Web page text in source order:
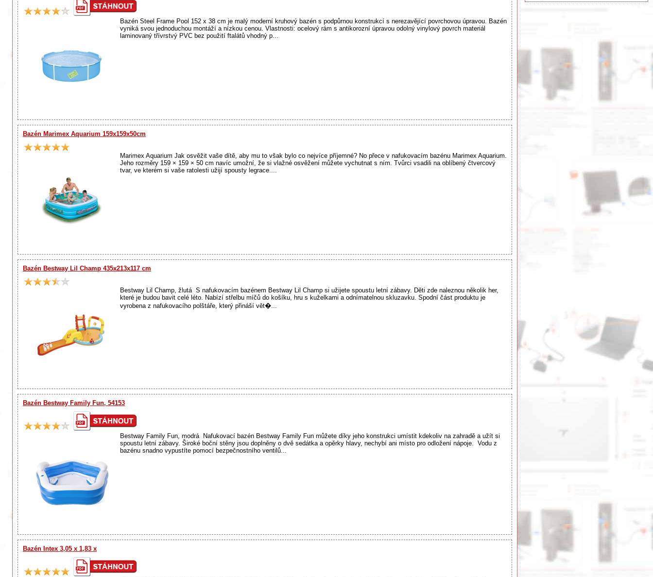
Bazén Steel Frame Pool 152 x 38 cm je malý moderní kruhový bazén s podpůrnou konstrukcí s nerezavějící povrchovou úpravou. Bazén
vyniká svou jednoduchou montáží a nízkou cenou. Vlastnosti: ocelový rám s antikorozní úpravou odolný vinylový povrch materiál
laminovaný třívrstvý PVC bez použití ftalátů vhodný p...
Bazén Marimex Aquarium 159x159x50cm
Marimex Aquarium Jak osvěžit vaše dítě, aby mu to však bylo co nejvíce příjemné? No přece v nafukovacím bazénu Marimex Aquarium.
Jeho rozměry 159 × 159 × 50 cm navíc umožní, že si vlažné osvěžení můžete vychutnat s ním. Tvůrci vsadili na oblíbený čtvercový
tvar, ve kterém si vaše ratolesti užijí spousty legrace....
Bazén Bestway Lil Champ 435x213x117 cm
Bestway Lil Champ, žlutá S nafukovacím bazénem Bestway Lil Champ si užijete spoustu letní zábavy. Děti zde naleznou několik her,
které je budou bavit celé léto. Nabízí střelbu míčů do košíku, hru s kuželkami a odnímatelnou skluzavku. Spodní část produktu je
vyrobena z nafukovacího polštáře, který přináší vět�...
Bazén Bestway Family Fun, 54153
Bestway Family Fun, modrá Nafukovací bazén Bestway Family Fun můžete díky jeho konstrukci umístit kdekoliv na zahradě a užít si
spoustu letní zábavy. Široké boční stěny jsou doplněny o dvě sedátka a opěrky hlavy, nechybí ani místo pro odložení nápoje. Vodu z
bazénu snadno vypustíte pomocí bezpečnostního ventilů...
Bazén Intex 3,05 x 1,83 x